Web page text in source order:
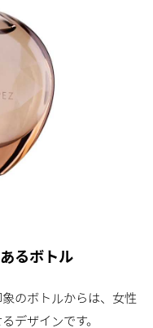
るボトル
のボトルからは、女性
デザインです。